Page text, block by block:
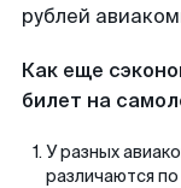
рублей
Как еще
билет на
У разных
различаются по